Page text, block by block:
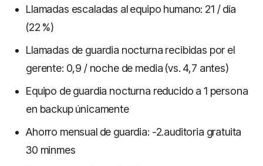
Llamadas escaladas al equipo humano: 21 / día
(22 %)
Llamadas de guardia nocturna recibidas por el
gerente: 0,9 / noche de media (vs. 4,7 antes)
Equipo de guardia nocturna reducido a 1 persona
en backup únicamente
Ahorro mensual de guardia: -2.auditoria gratuita
30 minmes